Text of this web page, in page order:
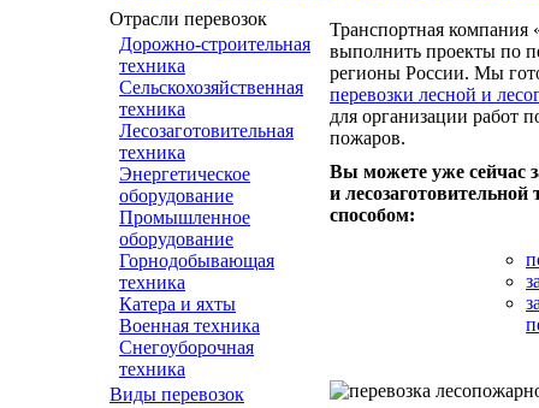
Отрасли перевозок
Дорожно-строительная
техника
Сельскохозяйственная
техника
Лесозаготовительная
техника
Энергетическое
оборудование
Промышленное
оборудование
Горнодобывающая
техника
Катера и яхты
Военная техника
Снегоуборочная
техника
Виды перевозок
Транспортная компания
выполнить проекты по
регионы России. Мы
перевозки лесной и
для организации работ
пожаров.
Вы можете уже сейчас
и
способом: